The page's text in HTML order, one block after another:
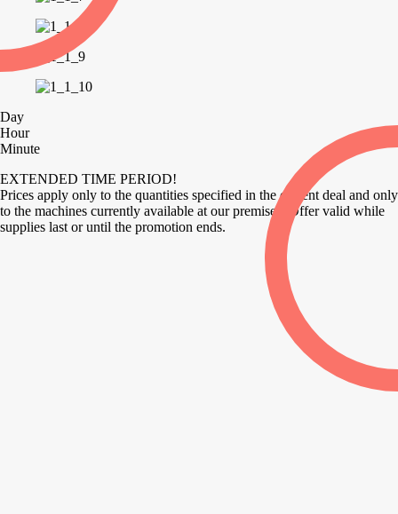
Day
Hour
Minute
EXTENDED TIME PERIOD!
Prices apply only to the quantities specified in the current deal and only
to the machines currently available at our premises. Offer valid while
supplies last or until the promotion ends.